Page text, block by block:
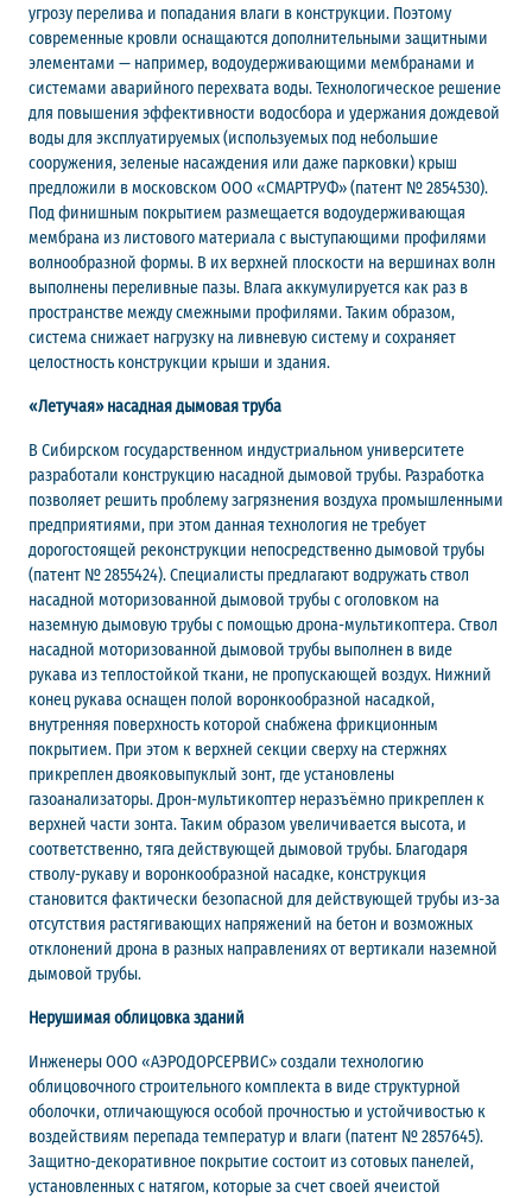
угрозу перелива и попадания влаги в конструкции. Поэтому
современные кровли оснащаются дополнительными защитными
элементами — например, водоудерживающими мембранами и
системами аварийного перехвата воды. Технологическое решение
для повышения эффективности водосбора и удержания дождевой
воды для эксплуатируемых (используемых под небольшие
сооружения, зеленые насаждения или даже парковки) крыш
предложили в московском ООО «СМАРТРУФ» (патент № 2854530).
Под финишным покрытием размещается водоудерживающая
мембрана из листового материала с выступающими профилями
волнообразной формы. В их верхней плоскости на вершинах волн
выполнены переливные пазы. Влага аккумулируется как раз в
пространстве между смежными профилями. Таким образом,
система снижает нагрузку на ливневую систему и сохраняет
целостность конструкции крыши и здания.
«Летучая» насадная дымовая труба
В Сибирском государственном индустриальном университете
разработали конструкцию насадной дымовой трубы. Разработка
позволяет решить проблему загрязнения воздуха промышленными
предприятиями, при этом данная технология не требует
дорогостоящей реконструкции непосредственно дымовой трубы
(патент № 2855424). Специалисты предлагают водружать ствол
насадной моторизованной дымовой трубы с оголовком на
наземную дымовую трубы с помощью дрона-мультикоптера. Ствол
насадной моторизованной дымовой трубы выполнен в виде
рукава из теплостойкой ткани, не пропускающей воздух. Нижний
конец рукава оснащен полой воронкообразной насадкой,
внутренняя поверхность которой снабжена фрикционным
покрытием. При этом к верхней секции сверху на стержнях
прикреплен двояковыпуклый зонт, где установлены
газоанализаторы. Дрон-мультикоптер неразъёмно прикреплен к
верхней части зонта. Таким образом увеличивается высота, и
соответственно, тяга действующей дымовой трубы. Благодаря
стволу-рукаву и воронкообразной насадке, конструкция
становится фактически безопасной для действующей трубы из-за
отсутствия растягивающих напряжений на бетон и возможных
отклонений дрона в разных направлениях от вертикали наземной
дымовой трубы.
Нерушимая облицовка зданий
Инженеры ООО «АЭРОДОРСЕРВИС» создали технологию
облицовочного строительного комплекта в виде структурной
оболочки, отличающуюся особой прочностью и устойчивостью к
воздействиям перепада температур и влаги (патент № 2857645).
Защитно-декоративное покрытие состоит из сотовых панелей,
установленных с натягом, которые за счет своей ячеистой